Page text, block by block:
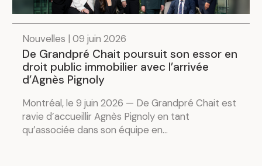
Nouvelles | 09 juin 2026
De Grandpré Chait poursuit son essor en
droit public immobilier avec l’arrivée
d’Agnès Pignoly
Montréal, le 9 juin 2026 — De Grandpré Chait est
ravie d’accueillir Agnès Pignoly en tant
qu’associée dans son équipe en...